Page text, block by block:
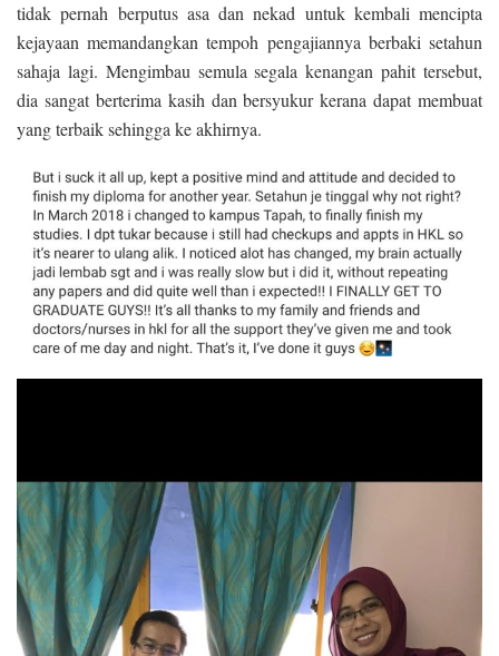
tidak pernah berputus asa dan nekad untuk kembali mencipta
kejayaan memandangkan tempoh pengajiannya berbaki setahun
sahaja lagi. Mengimbau semula segala kenangan pahit tersebut,
dia sangat berterima kasih dan bersyukur kerana dapat membuat
yang terbaik sehingga ke akhirnya.